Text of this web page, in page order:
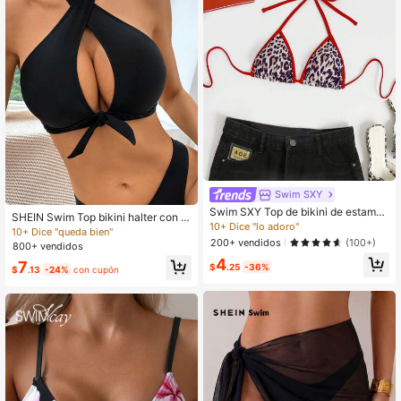
SHEIN Swim Top bikini halter con n
udo delantero
10+ Dice "queda bien"
800+ vendidos
$7.13 -24% con cupón
Swim SXY
Swim SXY Top de bikini de estampa
do de leopardo casual de vacacion
es para mujer
10+ Dice "lo adoro"
200+ vendidos
(100+)
$4.25 -36%